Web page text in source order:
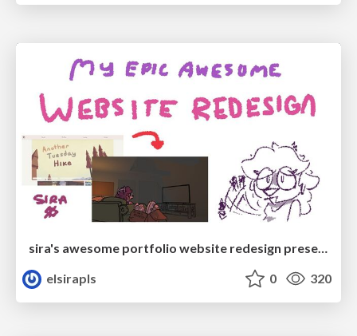
sira's awesome portfolio website redesign presentation
elsirapls
0 320